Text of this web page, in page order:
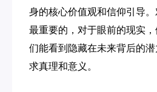
身的核心价值观和信仰引导
最重要的，对于眼前的现实
们能看到隐藏在未来背后的
求真理和意义。